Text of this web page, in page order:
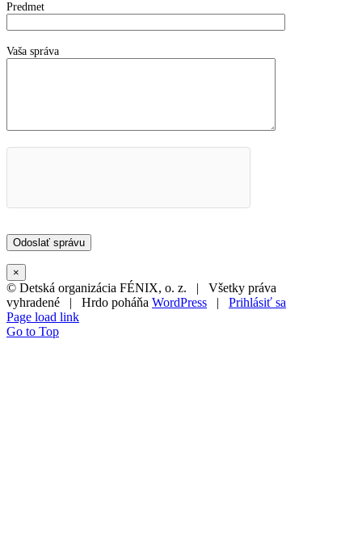
Predmet
Vaša správa
×
© Detská organizácia FÉNIX, o. z. | Všetky práva
vyhradené | Hrdo poháňa WordPress
Prihlásiť sa
Page load link
Go to Top